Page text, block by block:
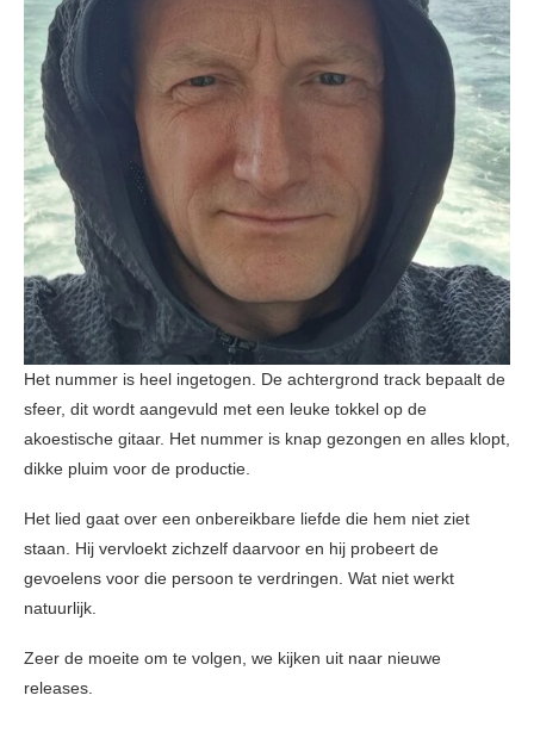
Het nummer is heel ingetogen. De achtergrond track bepaalt de
sfeer, dit wordt aangevuld met een leuke tokkel op de
akoestische gitaar. Het nummer is knap gezongen en alles klopt,
dikke pluim voor de productie.
Het lied gaat over een onbereikbare liefde die hem niet ziet
staan. Hij vervloekt zichzelf daarvoor en hij probeert de
gevoelens voor die persoon te verdringen. Wat niet werkt
natuurlijk.
Zeer de moeite om te volgen, we kijken uit naar nieuwe
releases.